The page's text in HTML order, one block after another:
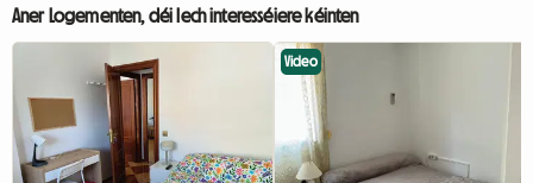
Aner Logementen, déi Iech interesséiere kéinten
Video